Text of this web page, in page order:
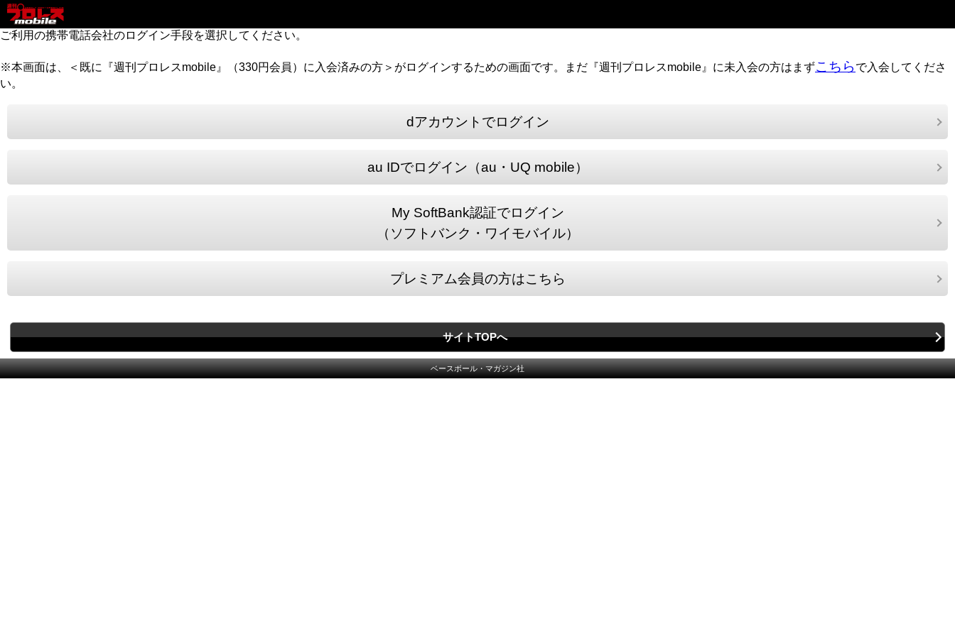
ご利用の携帯電話会社のログイン手段を選択してください。
※本画面は、＜既に『週刊プロレスmobile』（330円会員）に入会済みの方＞がログインするための画面です。まだ『週刊プロレスmobile』に未入会の方はまずこちら で入会してくださ
い。
dアカウントでログイン
au IDでログイン（au・UQ mobile）
My SoftBank認証でログイン
（ソフトバンク・ワイモバイル）
プレミアム会員の方はこちら
サイトTOPへ
ベースボール・マガジン社